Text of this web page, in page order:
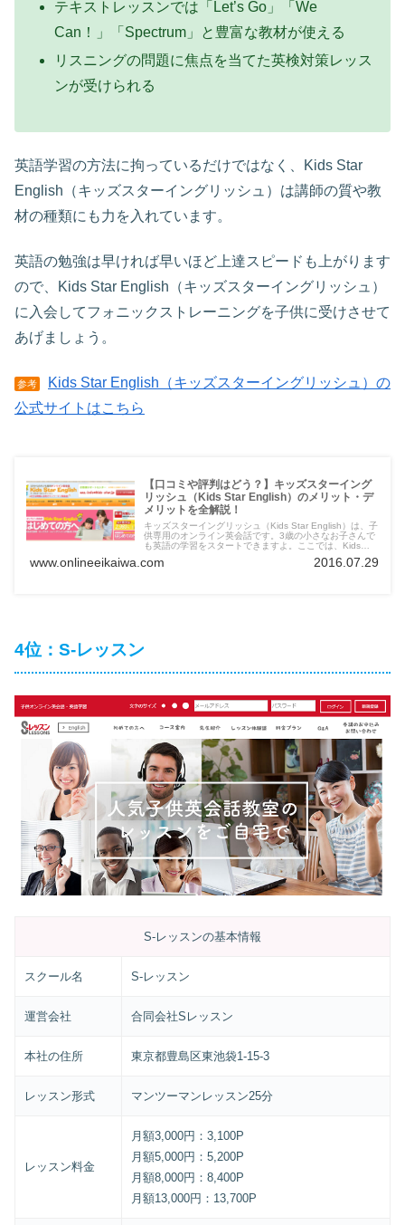
テキストレッスンでは「Let’s Go」「We
Can！」「Spectrum」と豊富な教材が使える
リスニングの問題に焦点を当てた英検対策レッス
ンが受けられる
英語学習の方法に拘っているだけではなく、Kids Star
English（キッズスターイングリッシュ）は講師の質や教
材の種類にも力を入れています。
英語の勉強は早ければ早いほど上達スピードも上がります
ので、Kids Star English（キッズスターイングリッシュ）
に入会してフォニックストレーニングを子供に受けさせて
あげましょう。
参考
Kids Star English（キッズスターイングリッシュ）の
公式サイトはこちら
【口コミや評判はどう？】キッズスターイング
リッシュ（Kids Star English）のメリット・デ
メリットを全解説！
キッズスターイングリッシュ（Kids Star English）は、子
供専用のオンライン英会話です。3歳の小さなお子さんで
も英語の学習をスタートできますよ。ここでは、Kids
評判の情報をまとめました。子供用のスクール選びで迷っ
www.onlineeikaiwa.com 2016.07.29
4位：S-レッスン
S-レッスンの基本情報
スクール名 S-レッスン
運営会社 合同会社Sレッスン
本社の住所 東京都豊島区東池袋1-15-3
レッスン形式 マンツーマンレッスン25分
レッスン料金
月額3,000円：3,100P
月額5,000円：5,200P
月額8,000円：8,400P
月額13,000円：13,700P